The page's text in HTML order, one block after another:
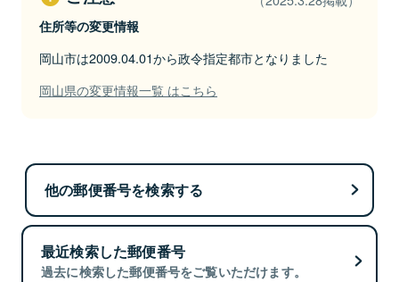
住所等の変更情報
岡山市は2009.04.01から政令指定都市となりました
岡山県の変更情報一覧 はこちら
他の郵便番号を検索する
最近検索した郵便番号
過去に検索した郵便番号をご覧いただけます。